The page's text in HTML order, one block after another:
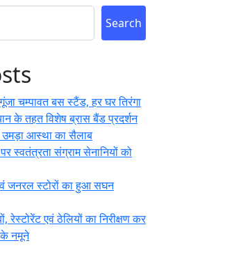
Search
चम्पावत बस स्टैंड, हर घर तिरंगा
के तहत विशेष ब्रास बैंड प्रदर्शन
उमड़ा आस्था का सैलाब
स्वतंत्रता संग्राम सेनानियों को
जनरल स्टोरों का हुआ सघन
रेस्टोरेंट एवं ठेलियों का निरीक्षण कर
के नमूने